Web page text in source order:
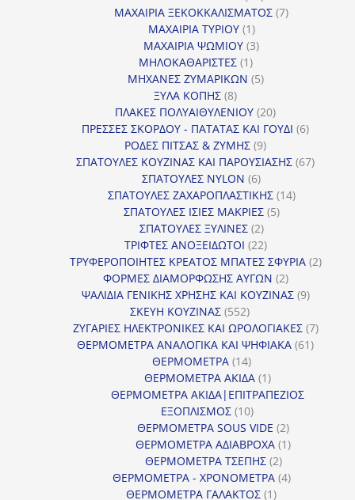
προϊόντα
ΜΑΧΑΙΡΙΑ ΞΕΚΟΚΚΑΛΙΣΜΑΤΟΣ 77
ΜΑΧΑΙΡΙΑ ΤΥΡΙΟΥ 11
προϊόν
ΜΑΧΑΙΡΙΑ ΨΩΜΙΟΥ 33
ΜΗΛΟΚΑΘΑΡΙΣΤΕΣ 11
προϊόν
ΜΗΧΑΝΕΣ ΖΥΜΑΡΙΚΩΝ 55
ΞΥΛΑ ΚΟΠΗΣ 88
προϊόντα
ΠΛΑΚΕΣ ΠΟΛΥΑΙΘΥΛΕΝΙΟΥ 2020
προϊόντα
ΠΡΕΣΣΕΣ ΣΚΟΡΔΟΥ - ΠΑΤΑΤΑΣ ΚΑΙ ΓΟΥΔΙ 66
ΡΟΔΕΣ ΠΙΤΣΑΣ & ΖΥΜΗΣ 99
προϊόντα
ΣΠΑΤΟΥΛΕΣ ΚΟΥΖΙΝΑΣ ΚΑΙ ΠΑΡΟΥΣΙΑΣΗΣ 6767
ΣΠΑΤΟΥΛΕΣ NYLON 66
προϊόντα
ΣΠΑΤΟΥΛΕΣ ΖΑΧΑΡΟΠΛΑΣΤΙΚΗΣ 1414
ΣΠΑΤΟΥΛΕΣ ΙΣΙΕΣ ΜΑΚΡΙΕΣ 55
ΣΠΑΤΟΥΛΕΣ ΞΥΛΙΝΕΣ 22
προϊόντα
ΤΡΙΦΤΕΣ ΑΝΟΞΕΙΔΩΤΟΙ 2222
προϊόντα
ΤΡΥΦΕΡΟΠΟΙΗΤΕΣ ΚΡΕΑΤΟΣ ΜΠΑΤΕΣ ΣΦΥΡΙΑ 22
ΦΟΡΜΕΣ ΔΙΑΜΟΡΦΩΣΗΣ ΑΥΓΩΝ 22
προϊόντα
ΨΑΛΙΔΙΑ ΓΕΝΙΚΗΣ ΧΡΗΣΗΣ ΚΑΙ ΚΟΥΖΙΝΑΣ 99
ΣΚΕΥΗ ΚΟΥΖΙΝΑΣ 552552
προϊόντα
ΖΥΓΑΡΙΕΣ ΗΛΕΚΤΡΟΝΙΚΕΣ ΚΑΙ ΩΡΟΛΟΓΙΑΚΕΣ 77
ΘΕΡΜΟΜΕΤΡΑ ΑΝΑΛΟΓΙΚΑ ΚΑΙ ΨΗΦΙΑΚΑ 6161
ΘΕΡΜΟΜΕΤΡΑ 1414
προϊόντα
ΘΕΡΜΟΜΕΤΡΑ ΑΚΙΔΑ 11
προϊόν
ΘΕΡΜΟΜΕΤΡΑ ΑΚΙΔΑ|ΕΠΙΤΡΑΠΕΖΙΟΣ
ΕΞΟΠΛΙΣΜΟΣ 1010
προϊόντα
ΘΕΡΜΟΜΕΤΡΑ SOUS VIDE 22
προϊόντα
ΘΕΡΜΟΜΕΤΡΑ ΑΔΙΑΒΡΟΧΑ 11
ΘΕΡΜΟΜΕΤΡΑ ΤΣΕΠΗΣ 22
προϊόντα
ΘΕΡΜΟΜΕΤΡΑ - ΧΡΟΝΟΜΕΤΡΑ 44
ΘΕΡΜΟΜΕΤΡΑ ΓΑΛΑΚΤΟΣ 11